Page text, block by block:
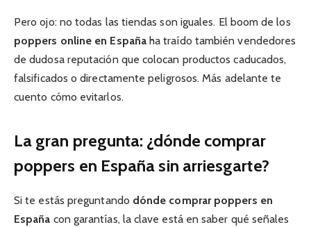
Pero ojo: no todas las tiendas son iguales. El boom de los
poppers online en Españaha traído también vendedores
de dudosa reputación que colocan productos caducados,
falsificados o directamente peligrosos. Más adelante te
cuento cómo evitarlos.
La gran pregunta: ¿dónde comprar
poppers en España sin arriesgarte?
Si te estás preguntando dónde comprar poppers en
España con garantías, la clave está en saber qué señales